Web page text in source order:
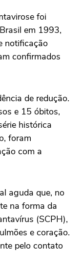
foi
em 1993,
notificação
confirmados
de redução.
e 15 óbitos,
histórica
foram
com a
aguda que, no
na forma da
(SCPH),
e coração.
pelo contato